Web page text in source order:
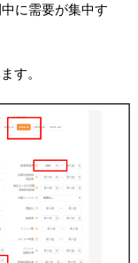
に需要が集中す
す。